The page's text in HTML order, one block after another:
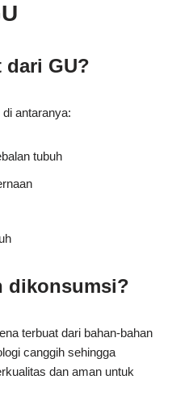
dari GU?
antaranya:
tubuh
dikonsumsi?
terbuat dari bahan-bahan
canggih sehingga
dan aman untuk